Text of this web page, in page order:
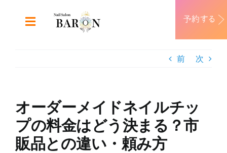
Toggle
MENU
RECRUIT
前 次
オーダーメイドネイルチッ
プの料金はどう決まる？市
販品との違い・頼み方